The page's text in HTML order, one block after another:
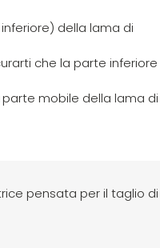
della lama di
che la parte inferiore
mobile della lama di
pensata per il taglio di